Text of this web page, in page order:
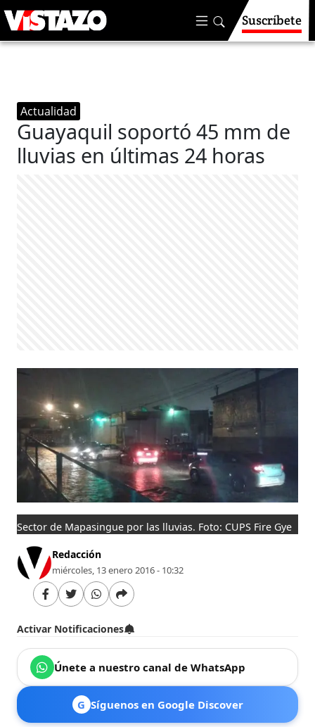
Suscríbete
Actualidad
Guayaquil soportó 45 mm de
lluvias en últimas 24 horas
Sector de Mapasingue por las lluvias. Foto: CUPS Fire Gye
Redacción
miércoles, 13 enero 2016 - 10:32
Activar Notificaciones
Únete a nuestro canal de WhatsApp
G Síguenos en Google Discover